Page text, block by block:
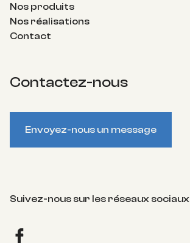
Contactez-nous
Envoyez-nous un message
Suivez-nous sur les réseaux sociaux
Nos produits
Nos réalisations
Contact